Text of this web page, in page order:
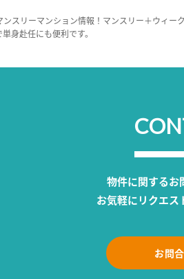
スリーマンション情報！マンスリー＋ウィ
身赴任にも便利です。
物件に関するお
お気軽にリクエス
お問